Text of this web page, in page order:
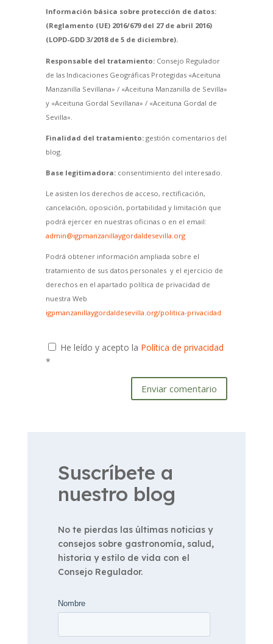
Información básica sobre protección de datos:
(Reglamento (UE) 2016/679 del 27 de abril 2016)
(LOPD-GDD 3/2018 de 5 de diciembre).
Responsable del tratamiento:Consejo Regulador
de las Indicaciones Geográficas Protegidas «Aceituna
Manzanilla Sevillana» / «Aceituna Manzanilla de Sevilla»
y «Aceituna Gordal Sevillana» / «Aceituna Gordal de
Sevilla».
Finalidad del tratamiento:gestión comentarios del
blog.
Base legitimadora:consentimiento del interesado.
Le asisten los derechos de acceso, rectificación,
cancelación, oposición, portabilidad y limitación que
podrá ejercer en nuestras oficinas o en el email:
admin@igpmanzanillaygordaldesevilla.org
Podrá obtener información ampliada sobre el
tratamiento de sus datos personales y el ejercicio de
derechos en el apartado política de privacidad de
nuestra Web
igpmanzanillaygordaldesevilla.org/politica-privacidad
He leído y acepto la Política de privacidad
*
Enviar comentario
Suscríbete a
nuestro blog
No te pierdas las últimas noticias y
consejos sobre gastronomía, salud,
historia y estilo de vida con el
Consejo Regulador.